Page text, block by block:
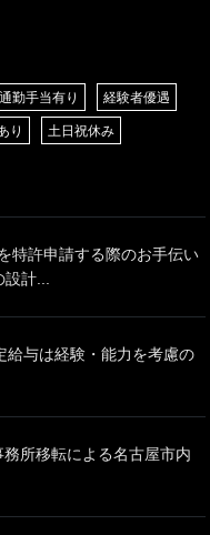
通勤手当有り 経験者優遇
り 土日祝休み
特許申請する際のお手伝い
計...
与は経験・能力を考慮の
所移転による名古屋市内